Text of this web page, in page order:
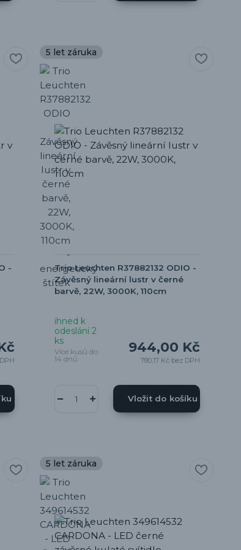
-
5 let záruka
Trio Leuchten R37882132 ODIO -
Závěsný lineární lustr v černé
barvě, 22W, 3000K, 110cm
944,00 Kč
780,17 Kč bez DPH
ihned k
odeslání 2
ks
Více kusů do
14 dnů
Vložit do košíku
5 let záruka